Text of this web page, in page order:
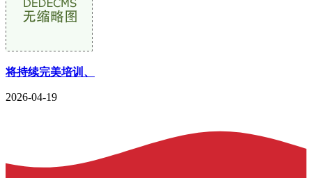
将持续完美培训、
2026-04-19